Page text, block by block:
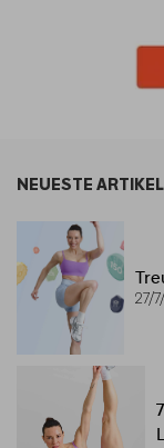
NEUESTE ARTIKEL
27/